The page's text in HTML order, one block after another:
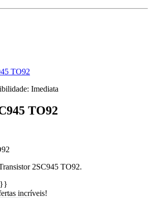
TO92
Imediata
TO92
2SC945 TO92.
}}
incríveis!